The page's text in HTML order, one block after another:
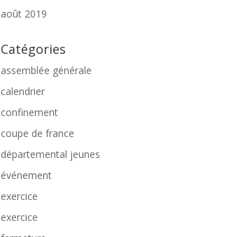
août 2019
Catégories
assemblée générale
calendrier
confinement
coupe de france
départemental jeunes
événement
exercice
exercice